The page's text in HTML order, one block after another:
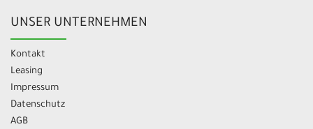
UNSER UNTERNEHMEN
Kontakt
Leasing
Impressum
Datenschutz
AGB